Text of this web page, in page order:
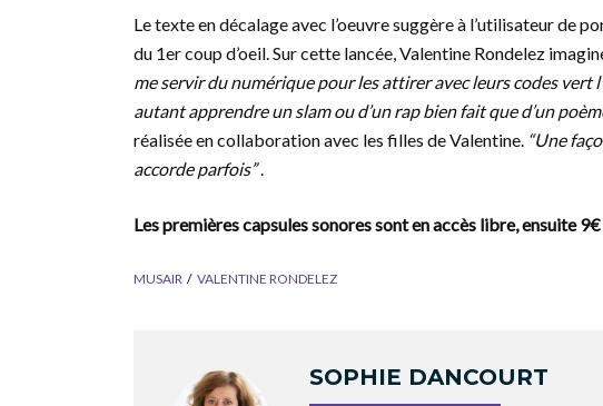
Le texte en décalage avec l’oeuvre suggère à l’utilisateur de
du 1er coup d’oeil. Sur cette lancée, Valentine Rondelez
me servir du numérique pour les attirer avec leurs codes vert
autant apprendre un slam ou d’un rap bien fait que d’un
réalisée en collaboration avec les filles de Valentine. “Une
accorde parfois”.
Les premières capsules sonores sont en accès libre, ensuite
MUSAIR VALENTINE RONDELEZ
SOPHIE DANCOURT